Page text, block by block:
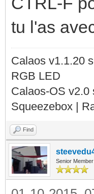
tu l'as
Calaos v1.1.20
RGB LED
Calaos-OS v2.0
Squeezebox |
Find
Senior Member